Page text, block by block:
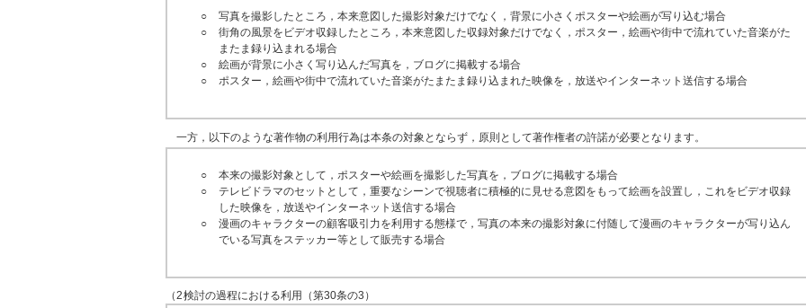
○
写真を撮影したところ，本来意図した撮影対象だけでなく，背景に小さくポスターや絵画が写り込む場合
○
街角の風景をビデオ収録したところ，本来意図した収録対象だけでなく，ポスター，絵画や街中で流れていた音楽がた
またま録り込まれる場合
○
絵画が背景に小さく写り込んだ写真を，ブログに掲載する場合
○
ポスター，絵画や街中で流れていた音楽がたまたま録り込まれた映像を，放送やインターネット送信する場合
一方，以下のような著作物の利用行為は本条の対象とならず，原則として著作権者の許諾が必要となります。
○
本来の撮影対象として，ポスターや絵画を撮影した写真を，ブログに掲載する場合
○
テレビドラマのセットとして，重要なシーンで視聴者に積極的に見せる意図をもって絵画を設置し，これをビデオ収録
した映像を，放送やインターネット送信する場合
○
漫画のキャラクターの顧客吸引力を利用する態様で，写真の本来の撮影対象に付随して漫画のキャラクターが写り込ん
でいる写真をステッカー等として販売する場合
（2）検討の過程における利用（第30条の3）